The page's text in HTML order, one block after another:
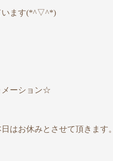
います(*^▽^*)
ーション☆
はお休みとさせて頂きます。